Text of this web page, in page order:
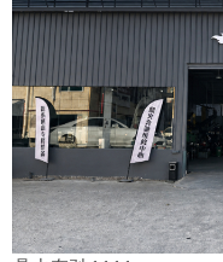
注：1）刹车系统检查：
水量检测；2） 底盘悬
裂，避震器是否漏油；3
洗节气门、检查火花塞
断电脑读取故障码与数
会主动将这些纳入检查